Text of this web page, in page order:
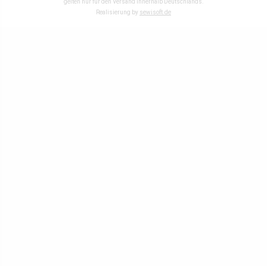
gelten nur für den Versand innerhalb Deutschlands.
Realisierung by sewisoft.de